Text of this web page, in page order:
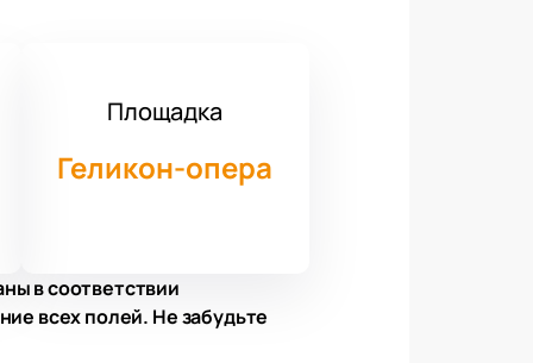
Площадка
Геликон-опера
в соответствии
всех полей. Не забудьте